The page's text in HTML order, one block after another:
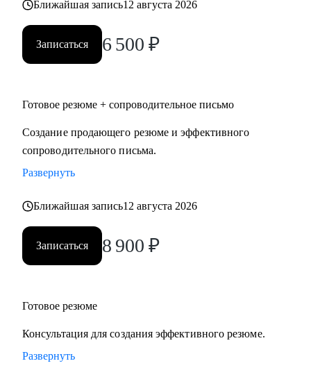
Ближайшая запись12 августа 2026
Записаться 6 500 ₽
Готовое резюме + сопроводительное письмо
Создание продающего резюме и эффективного
сопроводительного письма.
Развернуть
Ближайшая запись12 августа 2026
Записаться 8 900 ₽
Готовое резюме
Консультация для создания эффективного резюме.
Развернуть